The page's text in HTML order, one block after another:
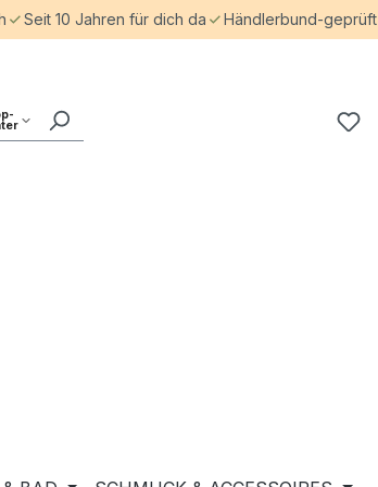
Seit 10 Jahren für dich da Händlerbund-geprüft